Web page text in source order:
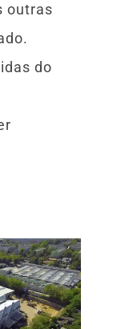
outras
do